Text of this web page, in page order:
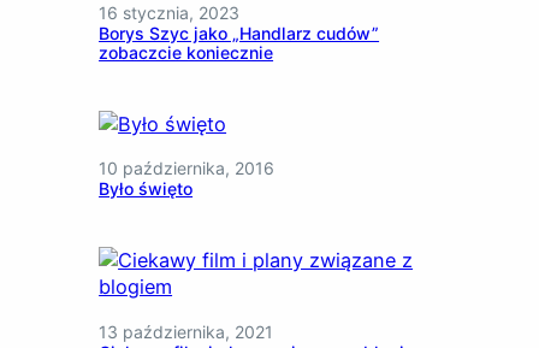
16 stycznia, 2023
Borys Szyc jako „Handlarz cudów”
zobaczcie koniecznie
10 października, 2016
Było święto
13 października, 2021